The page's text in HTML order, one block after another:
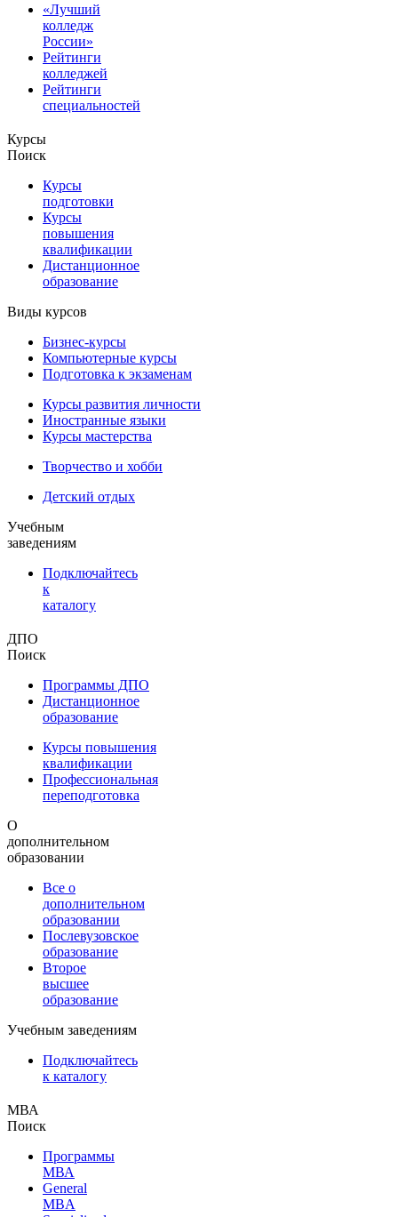
«Лучший
колледж
России»
Рейтинги
колледжей
Рейтинги
специальностей
Курсы
Поиск
Курсы
подготовки
Курсы
повышения
квалификации
Дистанционное
образование
Виды курсов
Бизнес-курсы
Компьютерные курсы
Подготовка к экзаменам
Курсы развития личности
Иностранные языки
Курсы мастерства
Творчество и хобби
Детский отдых
Учебным
заведениям
Подключайтесь
к
каталогу
ДПО
Поиск
Программы ДПО
Дистанционное
образование
Курсы повышения
квалификации
Профессиональная
переподготовка
О
дополнительном
образовании
Все о
дополнительном
образовании
Послевузовское
образование
Второе
высшее
образование
Учебным заведениям
Подключайтесь
к каталогу
МВА
Поиск
Программы
МВА
General
MBA